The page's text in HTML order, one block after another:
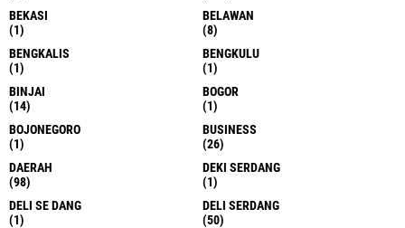
BEKASI
(1)
BELAWAN
(8)
BENGKALIS
(1)
BENGKULU
(1)
BINJAI
(14)
BOGOR
(1)
BOJONEGORO
(1)
BUSINESS
(26)
DAERAH
(98)
DEKI SERDANG
(1)
DELI SE DANG
(1)
DELI SERDANG
(50)